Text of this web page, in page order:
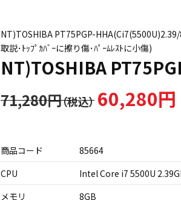
NT)TOSHIBA PT75PGP-
取説･ﾄｯﾌﾟｶﾊﾞｰに擦り傷･ﾊﾟｰﾑﾚｽﾄに小傷)
NT)TOSHIBA
60,280円
71,280円
商品コード
85664
CPU
Intel Core i7 5500U
メモリ
8GB